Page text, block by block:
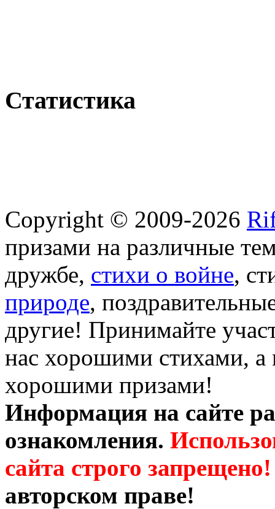
Статистика
Copyright © 2009-2026
призами на различные
дружбе, стихи о войне,
природе,
другие! Принимайте
нас хорошими стихами, а
хорошими призами!
Информация на сайте
ознакомления.
сайта строго запрещено!
авторском праве!